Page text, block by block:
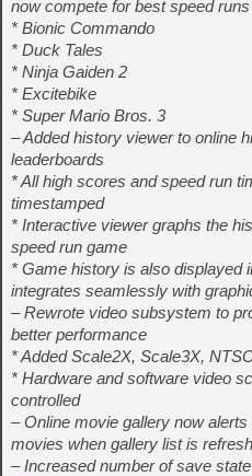
now compete for best speed
* Bionic Commando
* Duck Tales
* Ninja Gaiden 2
* Excitebike
* Super Mario Bros. 3
– Added history viewer to online
leaderboards
* All high scores and speed run
timestamped
* Interactive viewer graphs the
speed run game
* Game history is also displayed
integrates seamlessly with
– Rewrote video subsystem to
better performance
* Added Scale2X, Scale3X,
* Hardware and software video
controlled
– Online movie gallery now
movies when gallery list is
– Increased number of save